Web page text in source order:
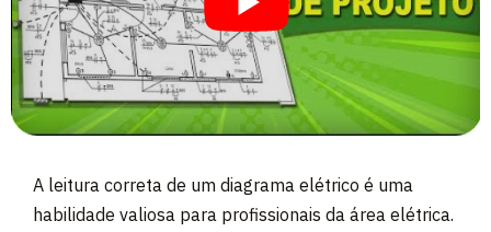
A leitura correta de um diagrama elétrico é uma
habilidade valiosa para profissionais da área elétrica.